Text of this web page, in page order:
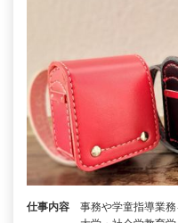
仕事内容
事務や学童指導業